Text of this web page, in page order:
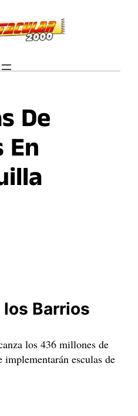
De
Barrios
los 436 millones de
esculas de